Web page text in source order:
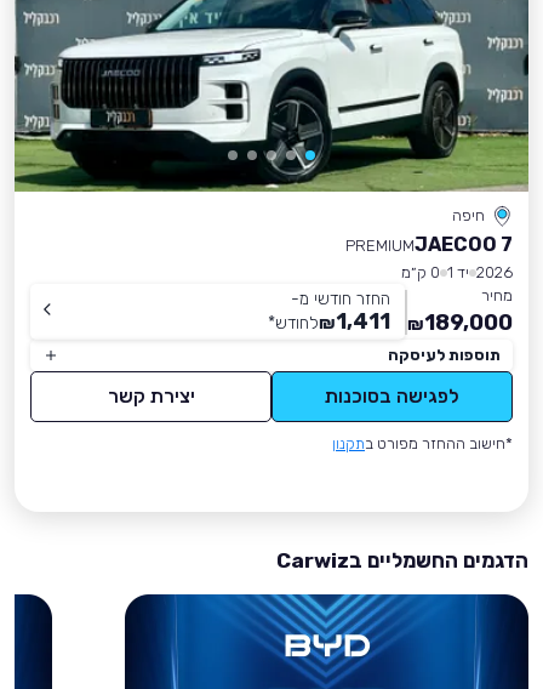
חיפה
JAECOO 7
PREMIUM
2026 יד 1
0 ק״מ
מחיר
189,000
₪
החזר חודשי מ-
1,411
₪לחודש*
תוספות לעיסקה
לפגישה בסוכנות יצירת קשר
*חישוב ההחזר מפורט בתקנון
הדגמים החשמליים בCarwiz